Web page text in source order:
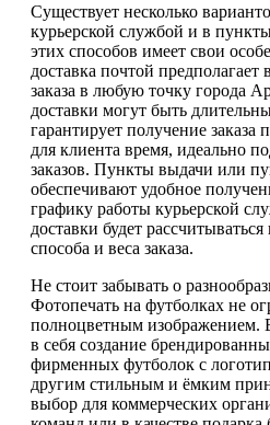
Существует несколько
курьерской службой и в
этих способов имеет свои
доставка почтой предполагает
заказа в любую точку города
доставки могут быть
гарантирует получение заказа
для клиента время, идеально
заказов. Пункты выдачи или
обеспечивают удобное
графику работы курьерской
доставки будет
способа и веса заказа.
Не стоит забывать о
Фотопечать на футболках не
полноцветным изображением.
в себя создание
фирменных футболок с
другим стильным и ёмким
выбор для коммерческих